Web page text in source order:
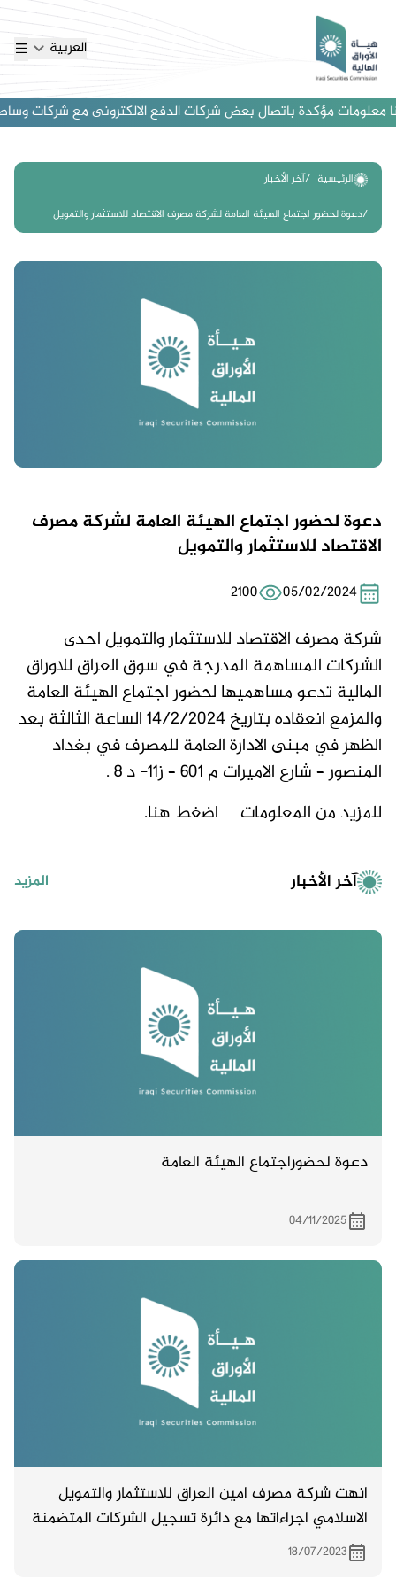
العربية
معلومات مؤكدة باتصال بعض شركات الدفع الالكترونى مع شركات وساطة
الرئيسية
آخر الأخبار
دعوة لحضور اجتماع الهيئة العامة لشركة مصرف الاقتصاد للاستثمار والتمويل
دعوة لحضور اجتماع الهيئة العامة لشركة مصرف
الاقتصاد للاستثمار والتمويل
05/02/2024
2100
شركة مصرف الاقتصاد للاستثمار والتمويل احدى
الشركات المساهمة المدرجة في سوق العراق للاوراق
المالية تدعو مساهميها لحضور اجتماع الهيئة العامة
والمزمع انعقاده بتاريخ 14/2/2024 الساعة الثالثة بعد
الظهر في مبنى الادارة العامة للمصرف في بغداد
المنصور – شارع الاميرات م 601 – ز11- د 8 .
للمزيد من المعلومات اضغط هنا.
آخر الأخبار المزيد
دعوة لحضوراجتماع الهيئة العامة
04/11/2025
انهت شركة مصرف امين العراق للاستثمار والتمويل
الاسلامي اجراءاتها مع دائرة تسجيل الشركات المتضمنة
250,000,000,000 ) .
18/07/2023